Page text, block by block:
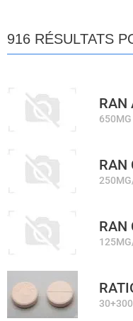
916 RÉSULTATS
RAN
RAN
RAN